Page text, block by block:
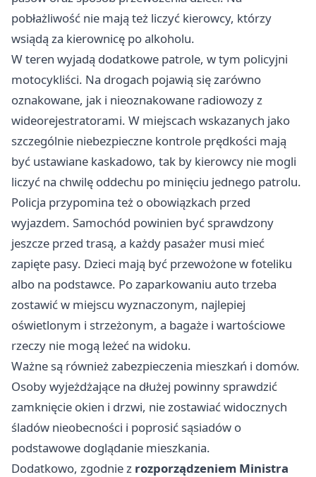
pobłażliwość nie mają też liczyć kierowcy, którzy
wsiądą za kierownicę po alkoholu.
W teren wyjadą dodatkowe patrole, w tym policyjni
motocykliści. Na drogach pojawią się zarówno
oznakowane, jak i nieoznakowane radiowozy z
wideorejestratorami. W miejscach wskazanych jako
szczególnie niebezpieczne kontrole prędkości mają
być ustawiane kaskadowo, tak by kierowcy nie mogli
liczyć na chwilę oddechu po minięciu jednego patrolu.
Policja przypomina też o obowiązkach przed
wyjazdem. Samochód powinien być sprawdzony
jeszcze przed trasą, a każdy pasażer musi mieć
zapięte pasy. Dzieci mają być przewożone w foteliku
albo na podstawce. Po zaparkowaniu auto trzeba
zostawić w miejscu wyznaczonym, najlepiej
oświetlonym i strzeżonym, a bagaże i wartościowe
rzeczy nie mogą leżeć na widoku.
Ważne są również zabezpieczenia mieszkań i domów.
Osoby wyjeżdżające na dłużej powinny sprawdzić
zamknięcie okien i drzwi, nie zostawiać widocznych
śladów nieobecności i poprosić sąsiadów o
podstawowe doglądanie mieszkania.
Dodatkowo, zgodnie z rozporządzeniem Ministra